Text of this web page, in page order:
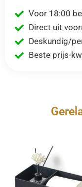
Voor 18:00
Direct uit
Deskundig/
Beste prijs-